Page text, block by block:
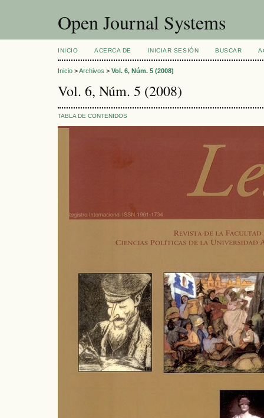
Open Journal Systems
INICIO ACERCA DE INICIAR SESIÓN BUSCAR
Inicio >Archivos > Vol. 6, Núm. 5 (2008)
Vol. 6, Núm. 5 (2008)
TABLA DE CONTENIDOS